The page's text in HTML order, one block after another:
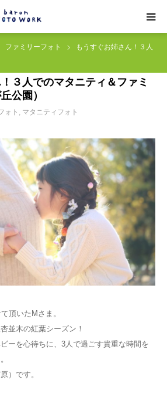
ファミリーフォト
もうすぐお姉さん！３人
３人でのマタニティ＆ファミ
公園）
ォト , マタニティフォト
頂いたMさま。
並木の紅葉シーズン！
ーを心待ちに、 3 人で過ごす貴重な時間を
）です。
ーさま